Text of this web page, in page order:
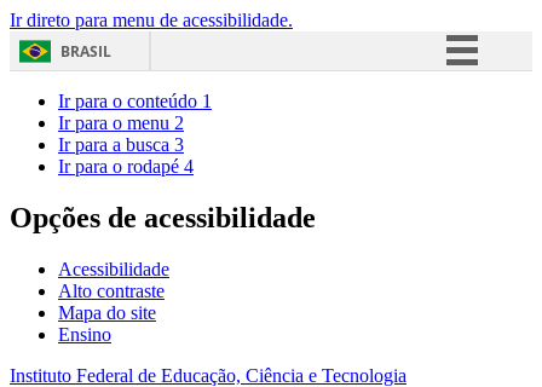
Ir direto para menu de acessibilidade.
BRASIL
Acesso à informação
Ir para o conteúdo 1
Ir para o menu 2
Ir para a busca 3
Ir para o rodapé 4
Opções de acessibilidade
Acessibilidade
Alto contraste
Mapa do site
Ensino
Instituto Federal de Educação, Ciência e Tecnologia